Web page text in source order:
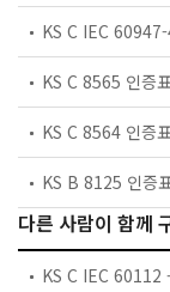
KS B 8125 인증
다른 사람이 함께